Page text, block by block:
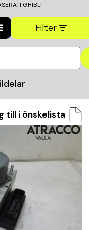
GHIBLI
Filter
till i önskelista